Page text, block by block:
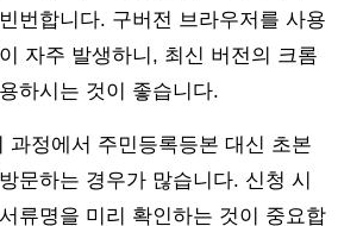
번합니다. 구버전 브라우저를 사용
자주 발생하니, 최신 버전의 크롬
하시는 것이 좋습니다.
과정에서 주민등록등본 대신 초본
문하는 경우가 많습니다. 신청 시
류명을 미리 확인하는 것이 중요합